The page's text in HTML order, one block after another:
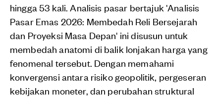
hingga 53 kali. Analisis pasar bertajuk 'Analisis
Pasar Emas 2026: Membedah Reli Bersejarah
dan Proyeksi Masa Depan' ini disusun untuk
membedah anatomi di balik lonjakan harga yang
fenomenal tersebut. Dengan memahami
konvergensi antara risiko geopolitik, pergeseran
kebijakan moneter, dan perubahan struktural